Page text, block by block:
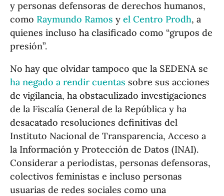
y personas defensoras de derechos humanos,
como Raymundo Ramos yel Centro Prodh, a
quienes incluso ha clasificado como “grupos de
presión”.
No hay que olvidar tampoco que la SEDENA se
ha negado a rendir cuentas sobre sus acciones
de vigilancia, ha obstaculizado investigaciones
de la Fiscalía General de la República y ha
desacatado resoluciones definitivas del
Instituto Nacional de Transparencia, Acceso a
la Información y Protección de Datos (INAI).
Considerar a periodistas, personas defensoras,
colectivos feministas e incluso personas
usuarias de redes sociales como una